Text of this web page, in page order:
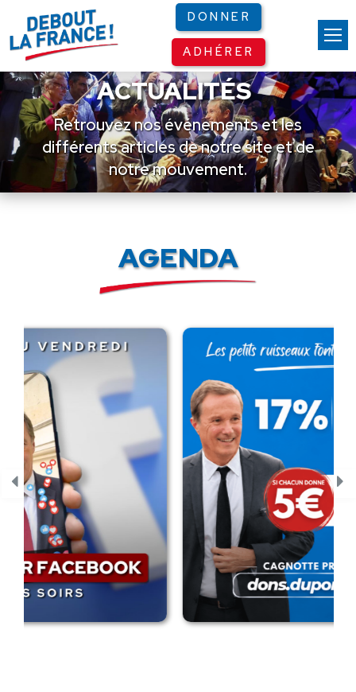
DONNER
ADHÉRER
ACTUALITÉS
Retrouvez nos événements et les
différents articles de notre site et de
notre mouvement.
AGENDA
Panneau de gestion des cookies